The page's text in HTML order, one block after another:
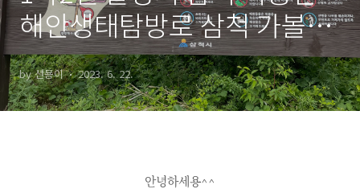
해안생태탐방로 삼척 가볼만
한곳 맹방해수욕장
by 션묭이 2023. 6. 22.
안녕하세용^^